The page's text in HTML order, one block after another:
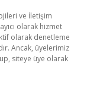
ve İletişim
olarak hizmet
olarak denetleme
Ancak, üyelerimiz
siteye üye olarak